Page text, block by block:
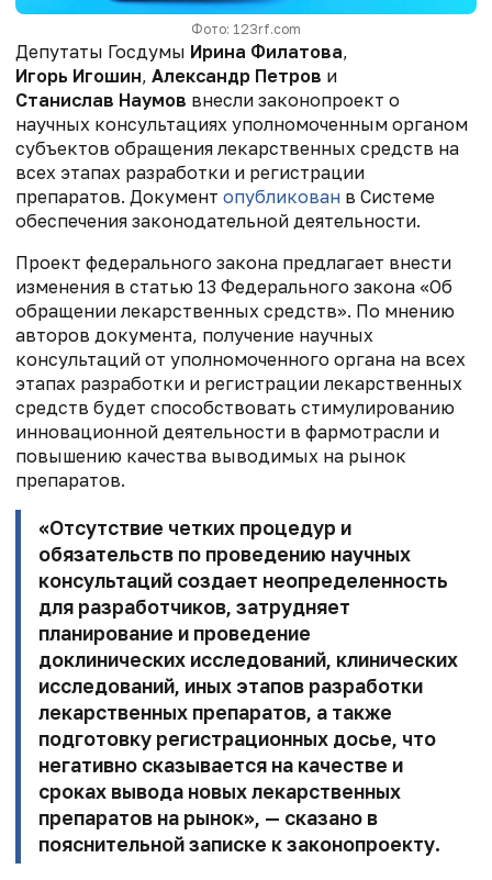
Фото: 123rf.com
Депутаты Госдумы Ирина Филатова,
Игорь Игошин, Александр Петров и
Станислав Наумов внесли законопроект о
научных консультациях уполномоченным органом
субъектов обращения лекарственных средств на
всех этапах разработки и регистрации
препаратов. Документ опубликован в Системе
обеспечения законодательной деятельности.
Проект федерального закона предлагает внести
изменения в статью 13 Федерального закона «Об
обращении лекарственных средств». По мнению
авторов документа, получение научных
консультаций от уполномоченного органа на всех
этапах разработки и регистрации лекарственных
средств будет способствовать стимулированию
инновационной деятельности в фармотрасли и
повышению качества выводимых на рынок
препаратов.
«Отсутствие четких процедур и
обязательств по проведению научных
консультаций создает неопределенность
для разработчиков, затрудняет
планирование и проведение
доклинических исследований, клинических
исследований, иных этапов разработки
лекарственных препаратов, а также
подготовку регистрационных досье, что
негативно сказывается на качестве и
сроках вывода новых лекарственных
препаратов на рынок», — сказано в
пояснительной записке к законопроекту.